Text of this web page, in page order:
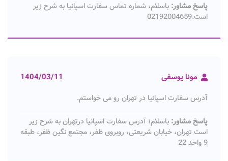
پاسخ مشاور: باسلام، شماره تماس سفارت اسپانیا به شرح زیر
است.02192004659
مونا یوسفی 1404/03/11
آدرس سفارت اسپانیا در تهران رو می خواستم.
پاسخ مشاور: باسلام؛ آدرس سفارت اسپانیا درتهران به شرح زیر
است تهران، خیابان شریعتی، روبروی ظفر، مجتمع نگین ظفر، طبقه
9 واحد 22